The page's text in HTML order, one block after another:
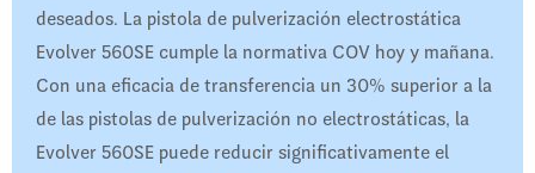
deseados. La pistola de pulverización electrostática
Evolver 560SE cumple la normativa COV hoy y mañana.
Con una eficacia de transferencia un 30% superior a la
de las pistolas de pulverización no electrostáticas, la
Evolver 560SE puede reducir significativamente el